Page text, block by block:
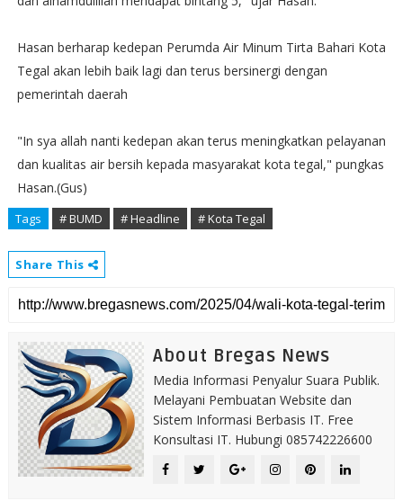
Hasan berharap kedepan Perumda Air Minum Tirta Bahari Kota
Tegal akan lebih baik lagi dan terus bersinergi dengan
pemerintah daerah
"In sya allah nanti kedepan akan terus meningkatkan pelayanan
dan kualitas air bersih kepada masyarakat kota tegal," pungkas
Hasan.(Gus)
Tags # BUMD # Headline # Kota Tegal
Share This
About Bregas News
Media Informasi Penyalur Suara Publik.
Melayani Pembuatan Website dan
Sistem Informasi Berbasis IT. Free
Konsultasi IT. Hubungi 085742226600